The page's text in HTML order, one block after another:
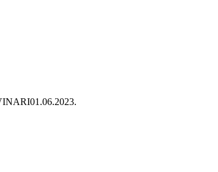
01.06.2023.